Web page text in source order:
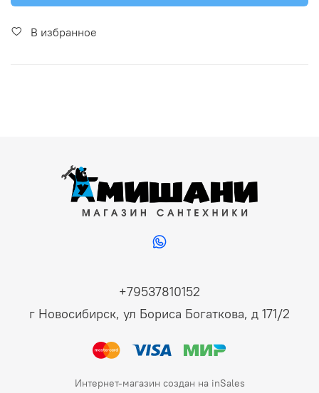
В избранное
+79537810152
г Новосибирск, ул Бориса Богаткова, д 171/2
Интернет-магазин создан на inSales